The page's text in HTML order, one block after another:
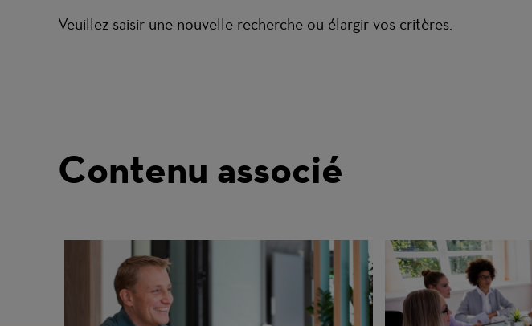
Veuillez saisir une nouvelle recherche ou élargir vos critères.
Contenu associé